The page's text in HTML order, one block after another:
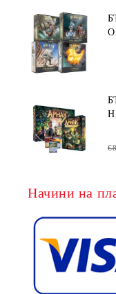
НА
Начини на